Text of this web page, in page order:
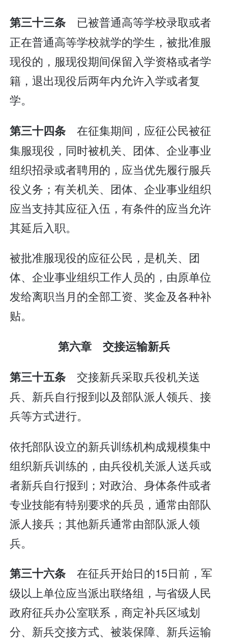
第三十三条 已被普通高等学校录取或者
正在普通高等学校就学的学生，被批准服
现役的，服现役期间保留入学资格或者学
籍，退出现役后两年内允许入学或者复
学。
第三十四条 在征集期间，应征公民被征
集服现役，同时被机关、团体、企业事业
组织招录或者聘用的，应当优先履行服兵
役义务；有关机关、团体、企业事业组织
应当支持其应征入伍，有条件的应当允许
其延后入职。
被批准服现役的应征公民，是机关、团
体、企业事业组织工作人员的，由原单位
发给离职当月的全部工资、奖金及各种补
贴。
第六章 交接运输新兵
第三十五条 交接新兵采取兵役机关送
兵、新兵自行报到以及部队派人领兵、接
兵等方式进行。
依托部队设立的新兵训练机构成规模集中
组织新兵训练的，由兵役机关派人送兵或
者新兵自行报到；对政治、身体条件或者
专业技能有特别要求的兵员，通常由部队
派人接兵；其他新兵通常由部队派人领
兵。
第三十六条 在征兵开始日的15日前，军
级以上单位应当派出联络组，与省级人民
政府征兵办公室联系，商定补兵区域划
分、新兵交接方式、被装保障、新兵运输